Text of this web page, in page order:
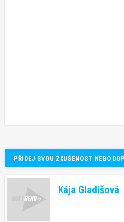
PŘIDEJ SVOU ZKUŠENOST NEBO
Kája Gladišová